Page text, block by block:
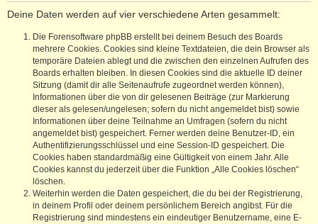
Deine Daten werden auf vier verschiedene Arten gesammelt:
Die Forensoftware phpBB erstellt bei deinem Besuch des Boards
mehrere Cookies. Cookies sind kleine Textdateien, die dein Browser als
temporäre Dateien ablegt und die zwischen den einzelnen Aufrufen des
Boards erhalten bleiben. In diesen Cookies sind die aktuelle ID deiner
Sitzung (damit dir alle Seitenaufrufe zugeordnet werden können),
Informationen über die von dir gelesenen Beiträge (zur Markierung
dieser als gelesen/ungelesen; sofern du nicht angemeldet bist) sowie
Informationen über deine Teilnahme an Umfragen (sofern du nicht
angemeldet bist) gespeichert. Ferner werden deine Benutzer-ID, ein
Authentifizierungsschlüssel und eine Session-ID gespeichert. Die
Cookies haben standardmäßig eine Gültigkeit von einem Jahr. Alle
Cookies kannst du jederzeit über die Funktion „Alle Cookies löschen“
löschen.
Weiterhin werden die Daten gespeichert, die du bei der Registrierung,
in deinem Profil oder deinem persönlichem Bereich angibst. Für die
Registrierung sind mindestens ein eindeutiger Benutzername, eine E-